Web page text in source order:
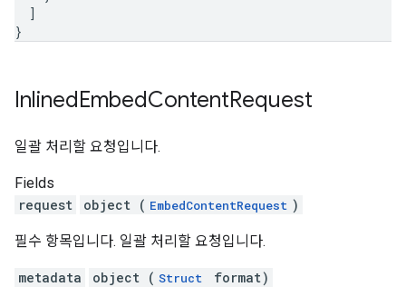
]
}
InlinedEmbedContentRequest
일괄 처리할 요청입니다.
Fields
request
object ( EmbedContentRequest )
필수 항목입니다. 일괄 처리할 요청입니다.
metadata object ( Struct format)